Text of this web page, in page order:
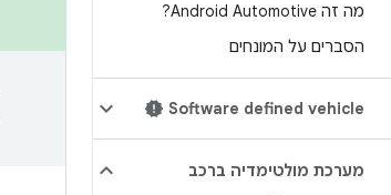
מה זה Android Automotive?
הסברים על המונחים
Software defined vehicle
מערכת מולטימדיה ברכב